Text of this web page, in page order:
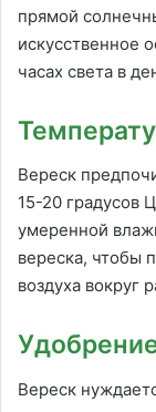
прямой
искусственное
часах света в
Вереск
15-20 градусов
умеренной
вереска, чтобы
воздуха вокруг
Вереск